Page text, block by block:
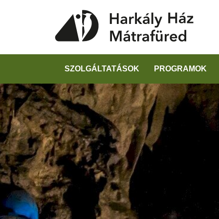
SZOLGÁLTATÁSOK PROGRAMOK